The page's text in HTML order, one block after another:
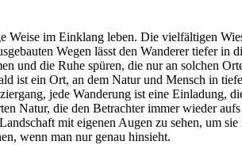
im Einklang leben. Die vielfältigen
Wegen lässt den Wanderer tiefer in
und die Ruhe spüren, die nur an solchen
ist ein Ort, an dem Natur und Mensch in
jede Wanderung ist eine Einladung,
Natur, die den Betrachter immer wieder
mit eigenen Augen zu sehen, um
wenn man nur genau hinsieht.